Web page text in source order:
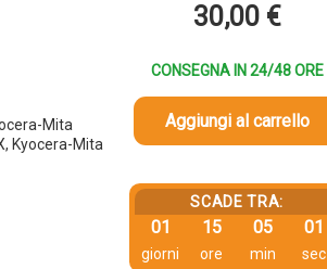
Mita
Kyocera-Mita
30,00 €
CONSEGNA IN 24/48 ORE
Aggiungi al carrello
SCADE TRA:
01
giorni
15
ore
05
min
00
sec